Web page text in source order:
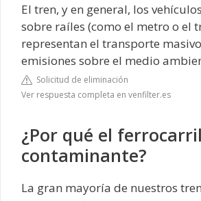
El tren, y en general, los
sobre raíles (como el metro o el
representan el transporte
emisiones sobre el medio
Solicitud de eliminación
Ver respuesta completa en venfilter.es
¿Por qué el
contaminante?
La gran mayoría de nuestros